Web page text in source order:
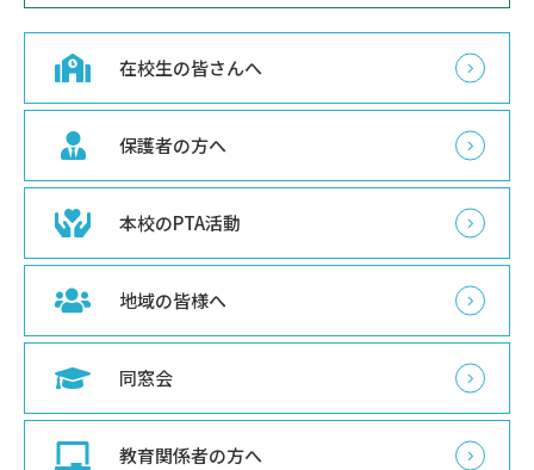
在校生の皆さんへ
保護者の方へ
本校のPTA活動
地域の皆様へ
同窓会
教育関係者の方へ